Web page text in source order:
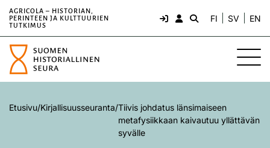
AGRICOLA – HISTORIAN,
PERINTEEN JA KULTTUURIEN
TUTKIMUS
FI SV EN
Etusivu/Kirjallisuusseuranta/Tiivis johdatus länsimaiseen
metafysiikkaan kaivautuu yllättävän
syvälle